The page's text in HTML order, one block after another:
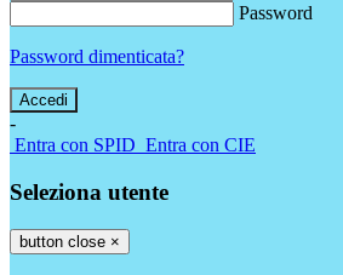
Password
Password dimenticata?
-
Entra con SPID Entra con CIE
Seleziona utente
button close ×